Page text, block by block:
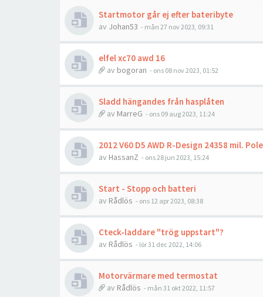
Startmotor går ej efter bateribyte
av Johan53 - mån 27 nov 2023, 09:31
elfel xc70 awd 16
av bogoran - ons 08 nov 2023, 01:52
Sladd hängandes från hasplåten
av MarreG - ons 09 aug 2023, 11:24
2012 V60 D5 AWD R-Design 24358 mil.
av HassanZ - ons 28 jun 2023, 15:24
Start - Stopp och batteri
av Rådlös - ons 12 apr 2023, 08:38
Cteck-laddare "trög uppstart"?
av Rådlös - lör 31 dec 2022, 14:06
Motorvärmare med termostat
av Rådlös - mån 31 okt 2022, 11:57